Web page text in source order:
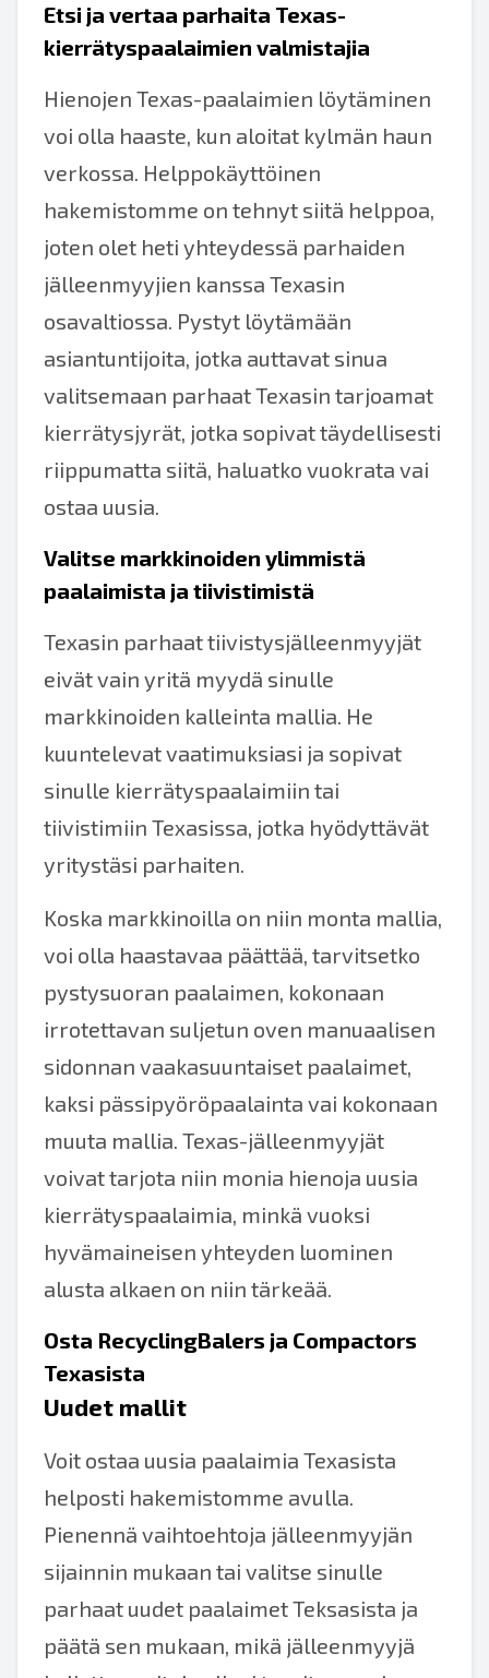
Etsi ja vertaa parhaita Texas-
kierrätyspaalaimien valmistajia
Hienojen Texas-paalaimien löytäminen
voi olla haaste, kun aloitat kylmän haun
verkossa. Helppokäyttöinen
hakemistomme on tehnyt siitä helppoa,
joten olet heti yhteydessä parhaiden
jälleenmyyjien kanssa Texasin
osavaltiossa. Pystyt löytämään
asiantuntijoita, jotka auttavat sinua
valitsemaan parhaat Texasin tarjoamat
kierrätysjyrät, jotka sopivat täydellisesti
riippumatta siitä, haluatko vuokrata vai
ostaa uusia.
Valitse markkinoiden ylimmistä
paalaimista ja tiivistimistä
Texasin parhaat tiivistysjälleenmyyjät
eivät vain yritä myydä sinulle
markkinoiden kalleinta mallia. He
kuuntelevat vaatimuksiasi ja sopivat
sinulle kierrätyspaalaimiin tai
tiivistimiin Texasissa, jotka hyödyttävät
yritystäsi parhaiten.
Koska markkinoilla on niin monta mallia,
voi olla haastavaa päättää, tarvitsetko
pystysuoran paalaimen, kokonaan
irrotettavan suljetun oven manuaalisen
sidonnan vaakasuuntaiset paalaimet,
kaksi pässipyöröpaalainta vai kokonaan
muuta mallia. Texas-jälleenmyyjät
voivat tarjota niin monia hienoja uusia
kierrätyspaalaimia, minkä vuoksi
hyvämaineisen yhteyden luominen
alusta alkaen on niin tärkeää.
Osta RecyclingBalers ja Compactors
Texasista
Uudet mallit
Voit ostaa uusia paalaimia Texasista
helposti hakemistomme avulla.
Pienennä vaihtoehtoja jälleenmyyjän
sijainnin mukaan tai valitse sinulle
parhaat uudet paalaimet Teksasista ja
päätä sen mukaan, mikä jälleenmyyjä